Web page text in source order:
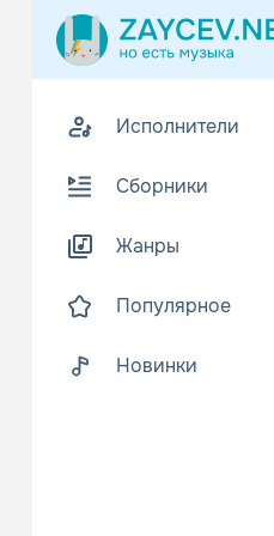
Исполнители
Сборники
Жанры
Популярное
Новинки